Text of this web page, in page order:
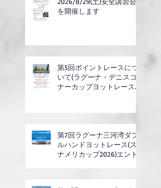
を開催します
第5回ポイントレースにつ
いて(ラグーナ・デニスコ
ナーカップヨットレース合
第7回ラグーナ三河湾ダブ
ルハンドヨットレース(ス
ナメリカップ2026)エント